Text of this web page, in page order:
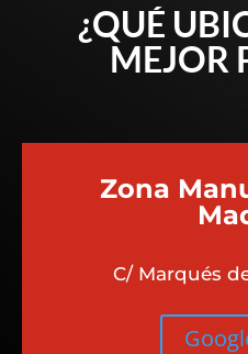
¿QUÉ
MEJOR
Zona
C/ Marqués